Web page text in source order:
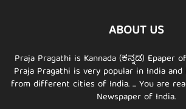
ABOUT US
Praja Pragathi is Kannada (ಕನ್ನಡ) Epaper
Praja Pragathi is very popular in India
from different cities of India. ... You are
Newspaper of India.